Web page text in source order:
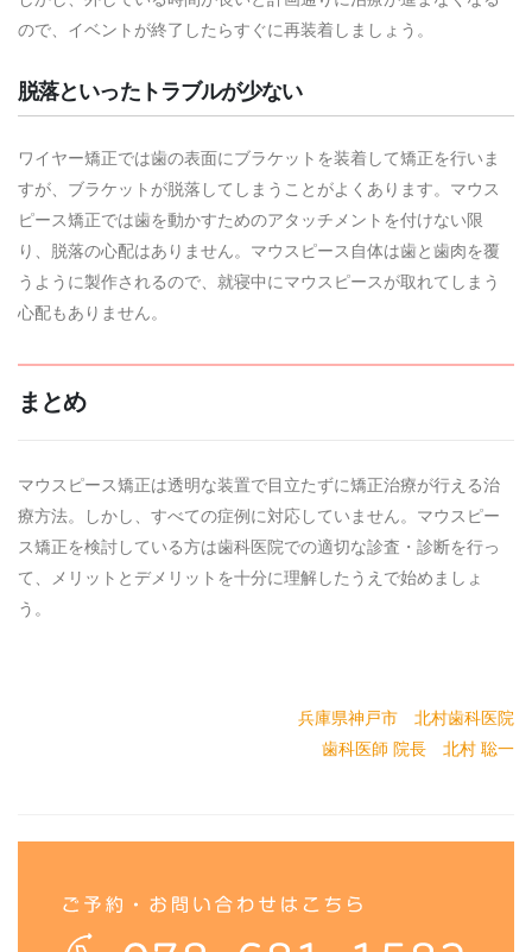
ので、イベントが終了したらすぐに再装着しましょう。
脱落といったトラブルが少ない
ワイヤー矯正では歯の表面にブラケットを装着して矯正を行いま
すが、ブラケットが脱落してしまうことがよくあります。マウス
ピース矯正では歯を動かすためのアタッチメントを付けない限
り、脱落の心配はありません。マウスピース自体は歯と歯肉を覆
うように製作されるので、就寝中にマウスピースが取れてしまう
心配もありません。
まとめ
マウスピース矯正は透明な装置で目立たずに矯正治療が行える治
療方法。しかし、すべての症例に対応していません。マウスピー
ス矯正を検討している方は歯科医院での適切な診査・診断を行っ
て、メリットとデメリットを十分に理解したうえで始めましょ
う。
兵庫県神戸市 北村歯科医院
歯科医師 院長 北村 聡一